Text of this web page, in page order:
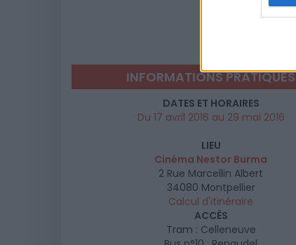
INFORMATIONS PRATIQUES
DATES ET HORAIRES
Du 17 avril 2016 au 29 mai 2016
LIEU
Cinéma Nestor Burma
2 Rue Marcellin Albert
34080 Montpellier
Calcul d'itinéraire
ACCÈS
Tram : Celleneuve